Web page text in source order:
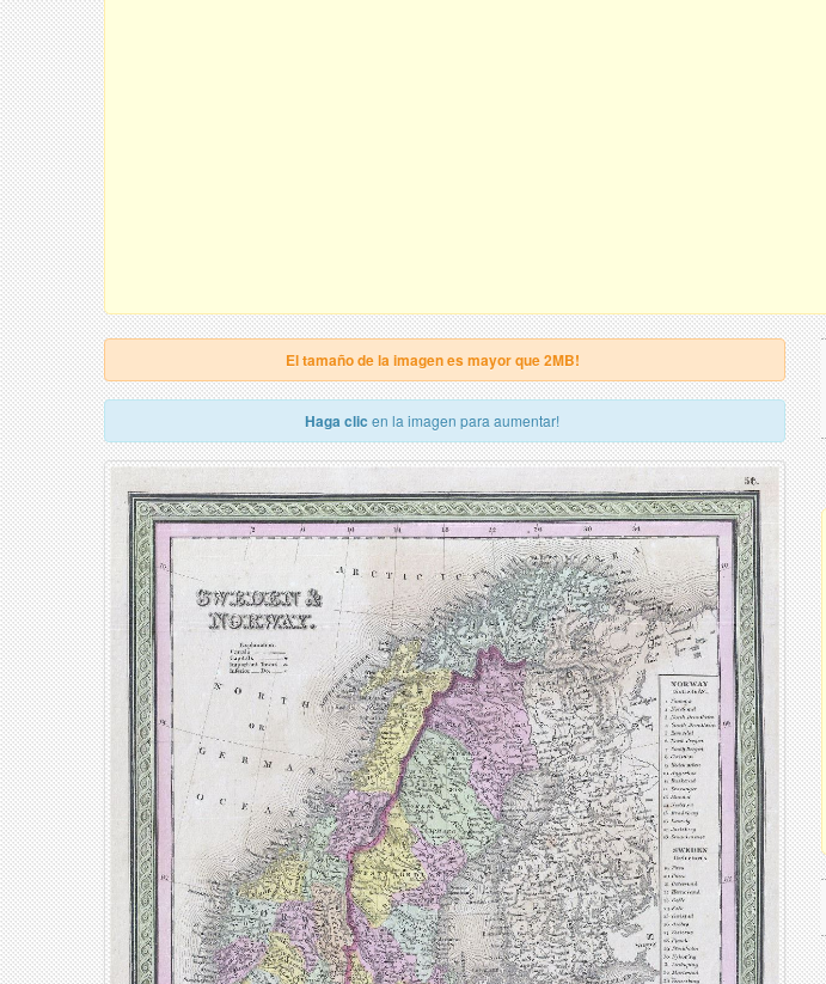
El tamaño de la imagen es mayor que 2MB!
Haga clic en la imagen para aumentar!